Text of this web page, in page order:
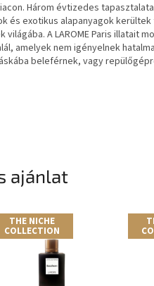
Három évtizedes
exotikus alapanyagok kerültek
A LAROME Paris illatait
amelyek nem igényelnek
beleférnek, vagy
ajánlat
THE NICHE
COLLECTION